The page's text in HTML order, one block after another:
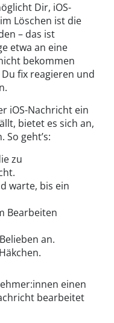
Dir, iOS-
Löschen ist die
– das ist
etwa an eine
bekommen
fix reagieren und
iOS-Nachricht ein
bietet es sich an,
geht’s:
zu
warte, bis ein
Bearbeiten
an.
einen
bearbeitet